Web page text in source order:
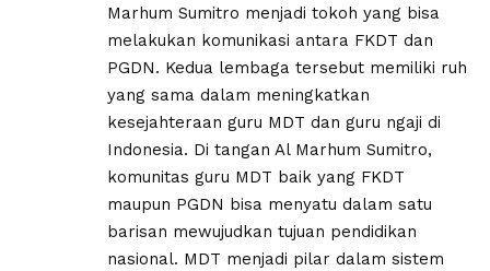
Marhum Sumitro menjadi tokoh yang bisa
melakukan komunikasi antara FKDT dan
PGDN. Kedua lembaga tersebut memiliki ruh
yang sama dalam meningkatkan
kesejahteraan guru MDT dan guru ngaji di
Indonesia. Di tangan Al Marhum Sumitro,
komunitas guru MDT baik yang FKDT
maupun PGDN bisa menyatu dalam satu
barisan mewujudkan tujuan pendidikan
nasional. MDT menjadi pilar dalam sistem